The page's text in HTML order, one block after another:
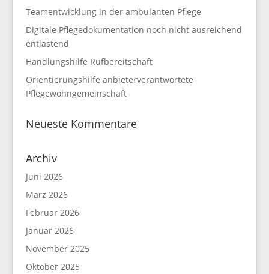
Teamentwicklung in der ambulanten Pflege
Digitale Pflegedokumentation noch nicht ausreichend
entlastend
Handlungshilfe Rufbereitschaft
Orientierungshilfe anbieterverantwortete
Pflegewohngemeinschaft
Neueste Kommentare
Archiv
Juni 2026
März 2026
Februar 2026
Januar 2026
November 2025
Oktober 2025